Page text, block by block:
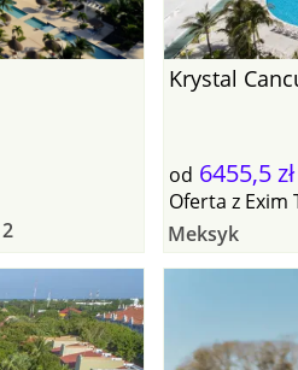
Krystal
od 6455,5 zł
Oferta z Exim
Meksyk